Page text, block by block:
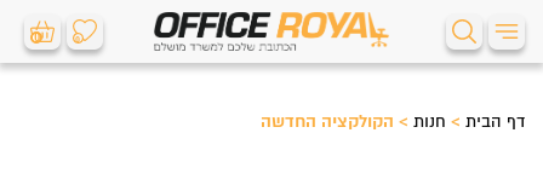
0 0
דף הבית > חנות > הקולקציה החדשה